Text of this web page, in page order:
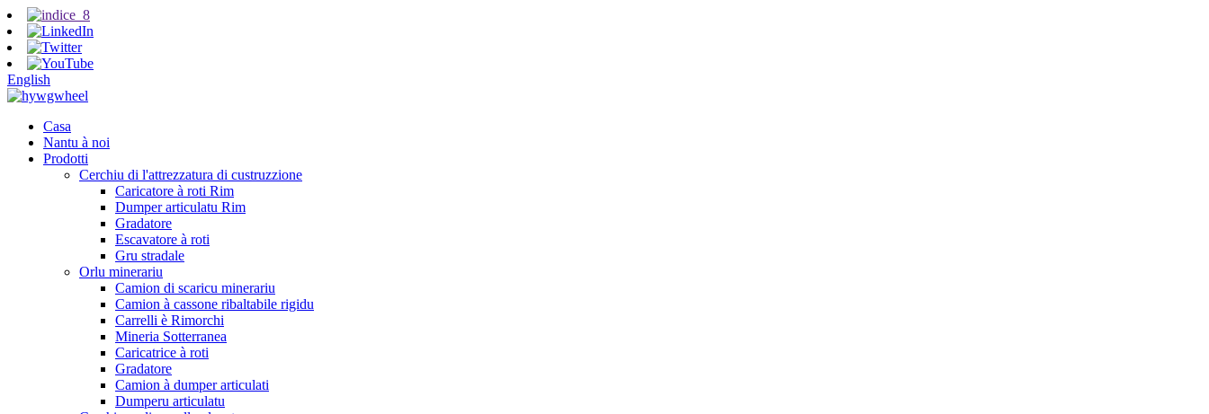
English
Casa
Nantu à noi
Prodotti
Cerchiu di l'attrezzatura di custruzzione
Caricatore à roti Rim
Dumper articulatu Rim
Gradatore
Escavatore à roti
Gru stradale
Orlu minerariu
Camion di scaricu minerariu
Camion à cassone ribaltabile rigidu
Carrelli è Rimorchi
Mineria Sotterranea
Caricatrice à roti
Gradatore
Camion à dumper articulati
Dumperu articulatu